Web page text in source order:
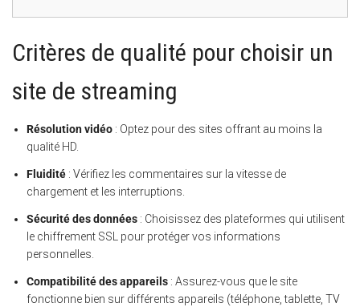
Critères de qualité pour choisir un
site de streaming
Résolution vidéo : Optez pour des sites offrant au moins la
qualité HD.
Fluidité : Vérifiez les commentaires sur la vitesse de
chargement et les interruptions.
Sécurité des données : Choisissez des plateformes qui utilisent
le chiffrement SSL pour protéger vos informations
personnelles.
Compatibilité des appareils : Assurez-vous que le site
fonctionne bien sur différents appareils (téléphone, tablette, TV